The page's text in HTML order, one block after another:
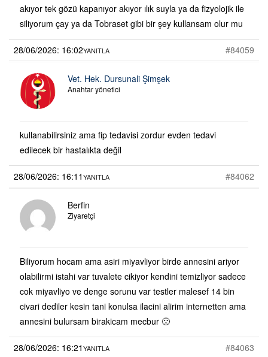
akıyor tek gözü kapanıyor akıyor ılık suyla ya da fizyolojik ile
siliyorum çay ya da Tobraset gibi bir şey kullansam olur mu
28/06/2026: 16:02 #84059
YANITLA
Vet. Hek. Dursunali Şimşek
Anahtar yönetici
kullanabilirsiniz ama fip tedavisi zordur evden tedavi
edilecek bir hastalıkta değil
28/06/2026: 16:11 #84062
YANITLA
Berfin
Ziyaretçi
Biliyorum hocam ama asiri miyavliyor birde annesini ariyor
olabilirmi istahi var tuvalete cikiyor kendini temizliyor sadece
cok miyavliyo ve denge sorunu var testler malesef 14 bin
civari dediler kesin tani konulsa ilacini alirim internetten ama
annesini bulursam birakicam mecbur 🙁
28/06/2026: 16:21 #84063
YANITLA